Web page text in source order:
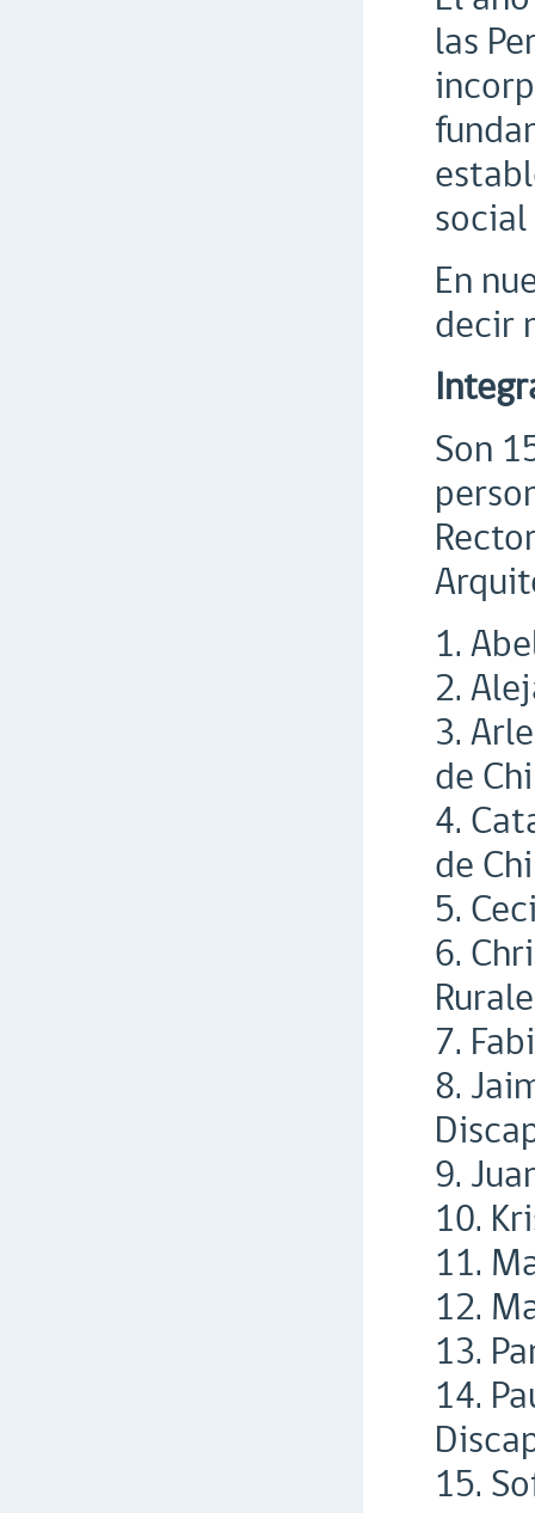
las
En
decir
Son
1.
2.
3.
de
4.
de
5.
6.
7.
8.
9.
10.
11.
12.
13.
14.
15.